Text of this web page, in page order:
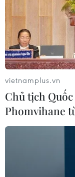
Sở hữu trí tuệ
RSS
Ngôn ngữ
Dịch vụ tin
Liên hệ
Giấy phép số:
Quảng cáo: Phó
vietnamplus.vn
Chủ tịch
Phomvihane